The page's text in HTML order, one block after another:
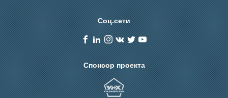
Соц.сети
Спонсор проекта